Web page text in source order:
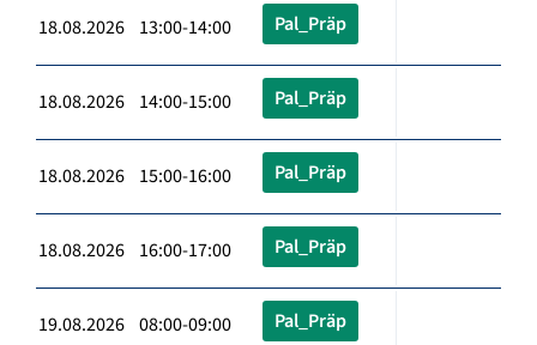
18.08.2026 13:00-14:00 Pal_Präp
18.08.2026 14:00-15:00 Pal_Präp
18.08.2026 15:00-16:00 Pal_Präp
18.08.2026 16:00-17:00 Pal_Präp
19.08.2026 08:00-09:00 Pal_Präp